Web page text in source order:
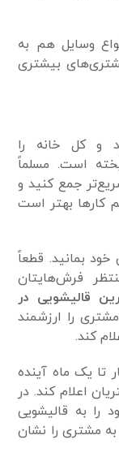
وسایل هم به
بیشتری
و کل خانه را
است. مسلماً
جمع کنید و
کارها بهتر است
بمانید. قطعاً
فرش‌هایتان
قالیشویی در
را ارزشمند
کند.
تا یک ماه آینده
اعلام کند. در
را به قالیشویی
به مشتری را نشان